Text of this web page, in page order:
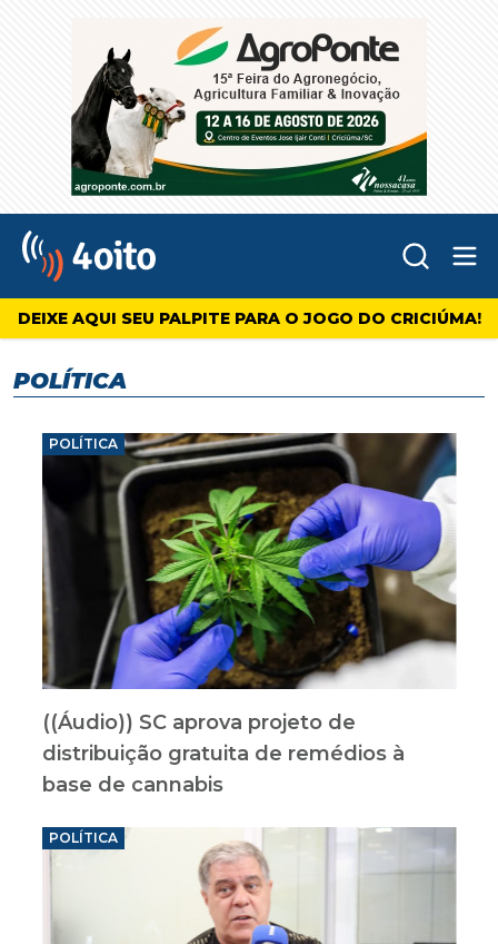
4oito
DEIXE AQUI SEU PALPITE PARA O JOGO DO CRICIÚMA!
POLÍTICA
POLÍTICA
((Áudio)) SC aprova projeto de
distribuição gratuita de remédios à
base de cannabis
POLÍTICA